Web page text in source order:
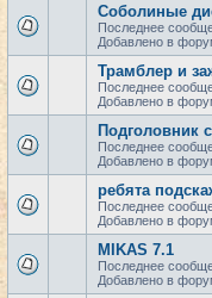
Соболиные
Последнее
Добавлено в
Трамблер и
Последнее
Добавлено в
Подголовник
Последнее
Добавлено в
ребята
Последнее
Добавлено в
MIKAS 7.1
Последнее
Добавлено в